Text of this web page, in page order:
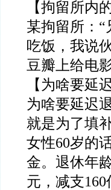
【拘留所内
某拘留所：
吃饭，我说
豆瓣上给电
【为啥要延
为啥要延迟
就是为了填
女性60岁的
金。退休年
元，减支